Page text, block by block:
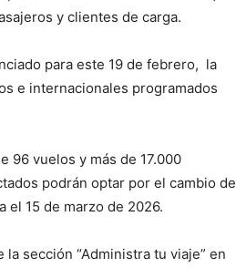
y clientes de carga.
para este 19 de febrero, la
e internacionales programados
96 vuelos y más de 17.000
podrán optar por el cambio de
el 15 de marzo de 2026.
sección “Administra tu viaje” en